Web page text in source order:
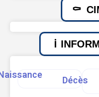
Décès